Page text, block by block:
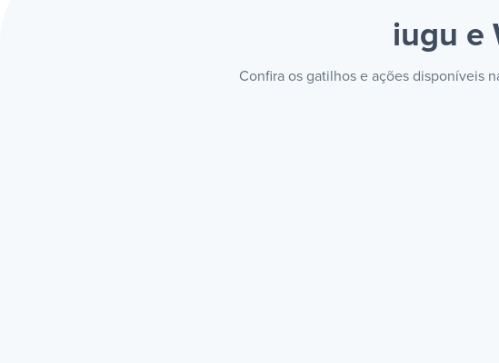
iugu e
Confira os gatilhos e ações disponíveis